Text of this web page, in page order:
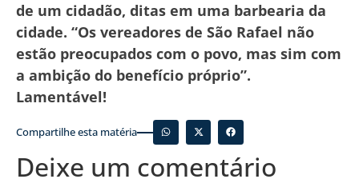
de um cidadão, ditas em uma barbearia da
cidade. “Os vereadores de São Rafael não
estão preocupados com o povo, mas sim com
a ambição do benefício próprio”.
Lamentável!
Compartilhe esta matéria
Deixe um comentário